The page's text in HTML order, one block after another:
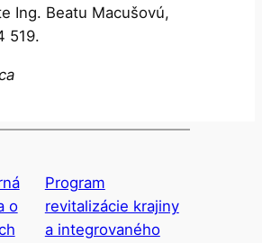
Ing. Beatu Macušovú,
519.
o
Program
revitalizácie krajiny
a integrovaného